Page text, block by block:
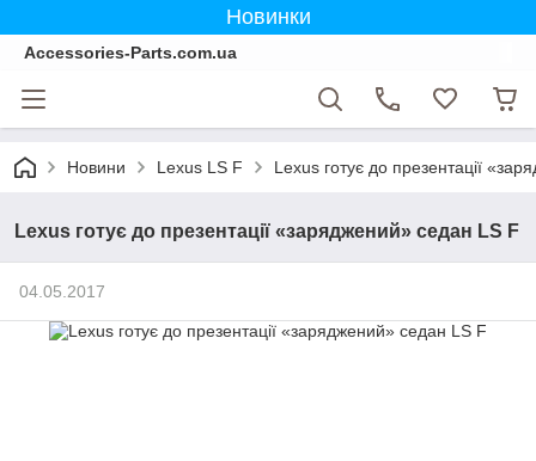
Новинки
Accessories-Parts.com.ua
Новини Lexus LS F Lexus готує до презентації
Lexus готує до презентації «заряджений» седан LS F
04.05.2017